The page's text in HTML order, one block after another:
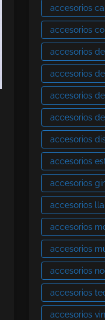
accesorios
accesorios
accesorios
accesorios
accesorios
accesorios
accesorios
accesorios
accesorios
accesorios
accesorios
accesorios
accesorios
accesorios
accesorios